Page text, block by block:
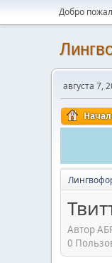
Добро
августа 7,
Автор
0